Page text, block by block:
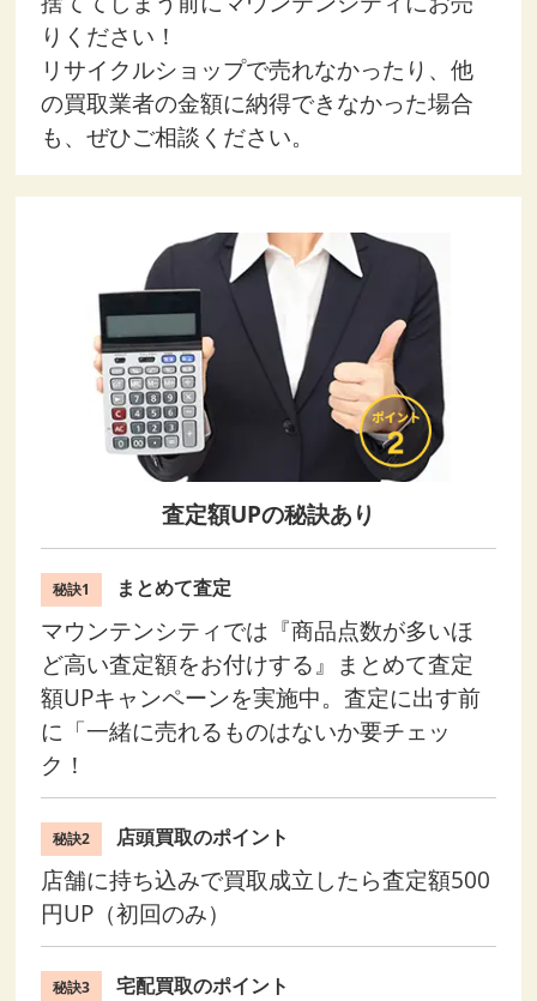
りください！
リサイクルショップで売れなかったり、他
の買取業者の金額に納得できなかった場合
も、ぜひご相談ください。
査定額UPの秘訣あり
秘訣1 まとめて査定
マウンテンシティでは『商品点数が多いほ
ど高い査定額をお付けする』まとめて査定
額UPキャンペーンを実施中。査定に出す前
に「一緒に売れるものはないか要チェッ
ク！
秘訣2 店頭買取のポイント
店舗に持ち込みで買取成立したら査定額500
円UP（初回のみ）
秘訣3 宅配買取のポイント